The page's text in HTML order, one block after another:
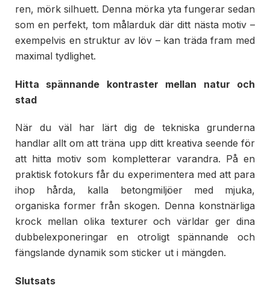
ren, mörk silhuett. Denna mörka yta fungerar sedan
som en perfekt, tom målarduk där ditt nästa motiv –
exempelvis en struktur av löv – kan träda fram med
maximal tydlighet.
Hitta spännande kontraster mellan natur och
stad
När du väl har lärt dig de tekniska grunderna
handlar allt om att träna upp ditt kreativa seende för
att hitta motiv som kompletterar varandra. På en
praktisk fotokurs får du experimentera med att para
ihop hårda, kalla betongmiljöer med mjuka,
organiska former från skogen. Denna konstnärliga
krock mellan olika texturer och världar ger dina
dubbelexponeringar en otroligt spännande och
fängslande dynamik som sticker ut i mängden.
Slutsats